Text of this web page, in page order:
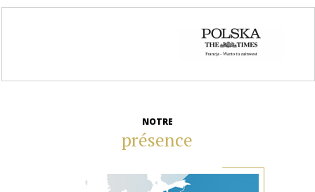
NOTRE
présence